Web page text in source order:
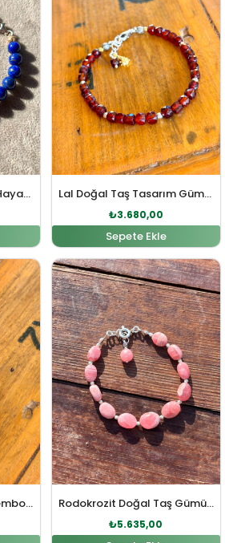
Lapis Lazuli Doğal Taş Hayat Ağacı Sembol Gümüş Bileklik Lal Doğal Taş Tasarım Gümüş Bileklik
₺3.680,00
Sepete Ekle
Akik Doğal Taş Yıldız Sembol Gümüş Bileklik
fiyat: ₺4.600,00.
Rodokrozit Doğal Taş Gümüş Bileklik
Orijinal fiyat:
₺5.635,00
Şu andaki